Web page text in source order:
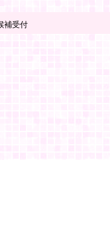
補受付